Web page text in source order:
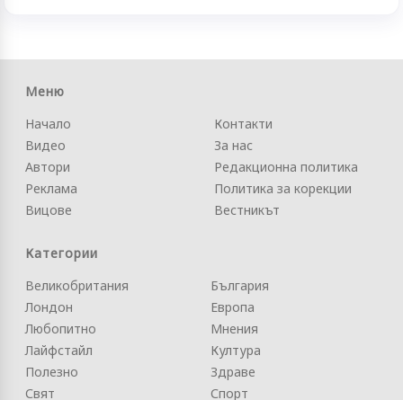
Меню
Начало
Видео
Автори
Реклама
Вицове
Контакти
За нас
Редакционна политика
Политика за корекции
Вестникът
Категории
Великобритания
Лондон
Любопитно
Лайфстайл
Полезно
Свят
България
Европа
Мнения
Култура
Здраве
Спорт